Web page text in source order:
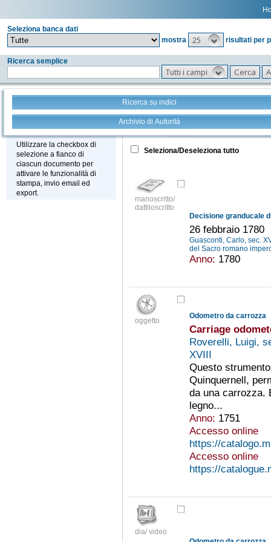
Seleziona banca dati
mostra
25 risultati per
Ricerca semplice
Tutti i campi
Ricerca su indici
Archivio di Autorità
Stampa - Email - Export
Utilizzare la checkbox di
selezione a fianco di
ciascun documento per
attivare le funzionalità di
stampa, invio email ed
export.
Tutto +
Seleziona/Deseleziona tutto
manoscritto/
dattiloscritto
26 febbraio 1780
Guasconti, Carlo, sec.
del Sacro romano
Anno: 1780
oggetto
Odometro da carrozza
Carriage
Roverelli, Luigi,
XVIII
Questo
Quinquernell,
da una carrozza.
legno...
Anno: 1751
Accesso online
https://
Accesso online
https://
dia/ video